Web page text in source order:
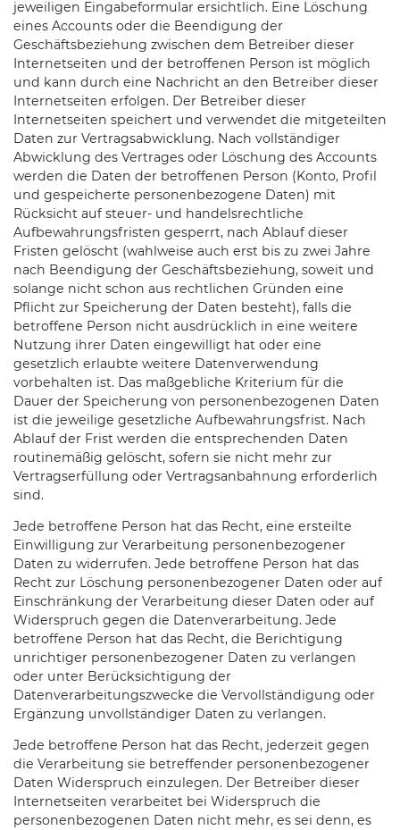
jeweiligen Eingabeformular ersichtlich. Eine Löschung
eines Accounts oder die Beendigung der
Geschäftsbeziehung zwischen dem Betreiber dieser
Internetseiten und der betroffenen Person ist möglich
und kann durch eine Nachricht an den Betreiber dieser
Internetseiten erfolgen. Der Betreiber dieser
Internetseiten speichert und verwendet die mitgeteilten
Daten zur Vertragsabwicklung. Nach vollständiger
Abwicklung des Vertrages oder Löschung des Accounts
werden die Daten der betroffenen Person (Konto, Profil
und gespeicherte personenbezogene Daten) mit
Rücksicht auf steuer- und handelsrechtliche
Aufbewahrungsfristen gesperrt, nach Ablauf dieser
Fristen gelöscht (wahlweise auch erst bis zu zwei Jahre
nach Beendigung der Geschäftsbeziehung, soweit und
solange nicht schon aus rechtlichen Gründen eine
Pflicht zur Speicherung der Daten besteht), falls die
betroffene Person nicht ausdrücklich in eine weitere
Nutzung ihrer Daten eingewilligt hat oder eine
gesetzlich erlaubte weitere Datenverwendung
vorbehalten ist. Das maßgebliche Kriterium für die
Dauer der Speicherung von personenbezogenen Daten
ist die jeweilige gesetzliche Aufbewahrungsfrist. Nach
Ablauf der Frist werden die entsprechenden Daten
routinemäßig gelöscht, sofern sie nicht mehr zur
Vertragserfüllung oder Vertragsanbahnung erforderlich
sind.
Jede betroffene Person hat das Recht, eine ersteilte
Einwilligung zur Verarbeitung personenbezogener
Daten zu widerrufen. Jede betroffene Person hat das
Recht zur Löschung personenbezogener Daten oder auf
Einschränkung der Verarbeitung dieser Daten oder auf
Widerspruch gegen die Datenverarbeitung. Jede
betroffene Person hat das Recht, die Berichtigung
unrichtiger personenbezogener Daten zu verlangen
oder unter Berücksichtigung der
Datenverarbeitungszwecke die Vervollständigung oder
Ergänzung unvollständiger Daten zu verlangen.
Jede betroffene Person hat das Recht, jederzeit gegen
die Verarbeitung sie betreffender personenbezogener
Daten Widerspruch einzulegen. Der Betreiber dieser
Internetseiten verarbeitet bei Widerspruch die
personenbezogenen Daten nicht mehr, es sei denn, es